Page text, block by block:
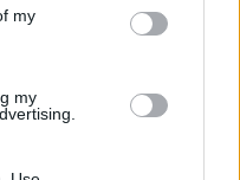
my
my